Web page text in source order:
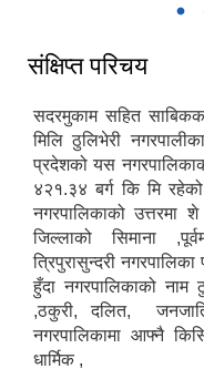
संक्षिप्त परिचय
सदरमुकाम सहित
मिलि ठुलिभेरी
प्रदेशको यस
४२१.३४ बर्ग कि मि
नगरपालिकाको उत्तरमा
जिल्लाको सिमाना
त्रिपुरासुन्दरी
हुँदा नगरपालिकाको नाम
,ठकुरी, दलित,
नगरपालिकामा आफ्नै
धार्मिक ,